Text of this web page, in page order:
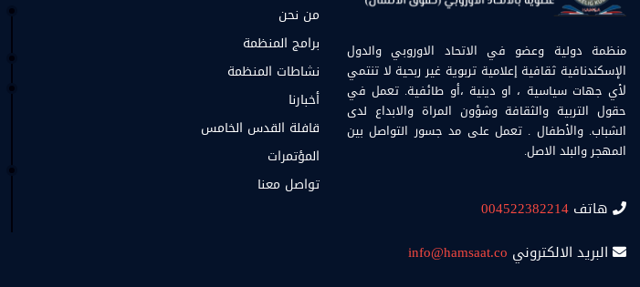
منظمة دولية وعضو في الاتحاد الاوروبي والدول
الإسكندنافية ثقافية إعلامية تربوية غير ربحية لا تنتمي
لأي جهات سياسية ، او دينية ،أو طائفية. تعمل في
حقول التربية والثقافة وشؤون المراة والابداع لدى
الشباب. والأطفال . تعمل على مد جسور التواصل بين
المهجر والبلد الاصل.
هاتف 004522382214
البريد الالكتروني info@hamsaat.co
من نحن
برامج المنظمة
نشاطات المنظمة
أخبارنا
قافلة القدس الخامس
المؤتمرات
تواصل معنا